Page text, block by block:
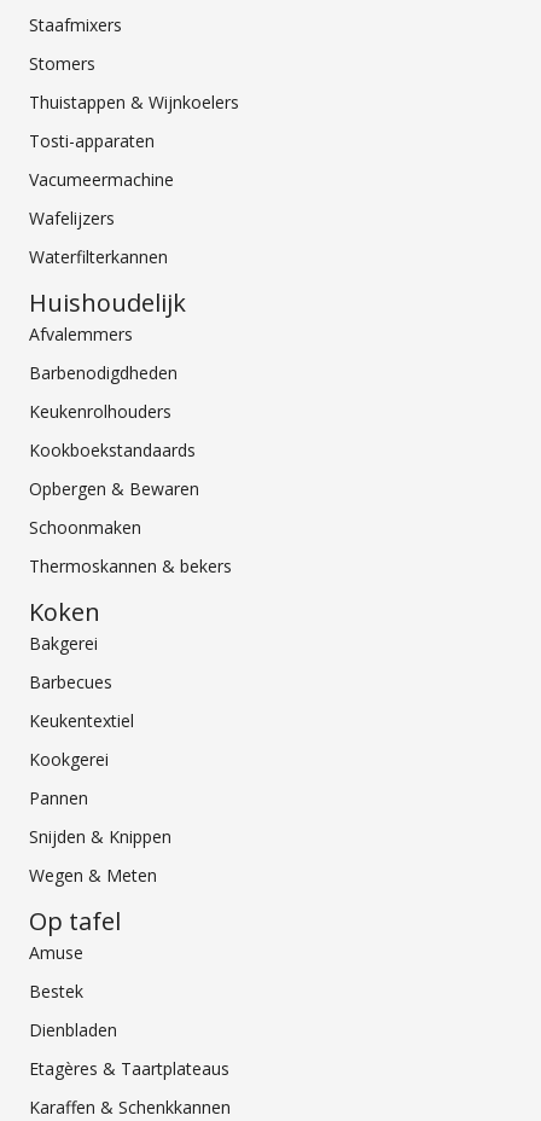
Staafmixers
Stomers
Thuistappen & Wijnkoelers
Tosti-apparaten
Vacumeermachine
Wafelijzers
Waterfilterkannen
Huishoudelijk
Afvalemmers
Barbenodigdheden
Keukenrolhouders
Kookboekstandaards
Opbergen & Bewaren
Schoonmaken
Thermoskannen & bekers
Koken
Bakgerei
Barbecues
Keukentextiel
Kookgerei
Pannen
Snijden & Knippen
Wegen & Meten
Op tafel
Amuse
Bestek
Dienbladen
Etagères & Taartplateaus
Karaffen & Schenkkannen